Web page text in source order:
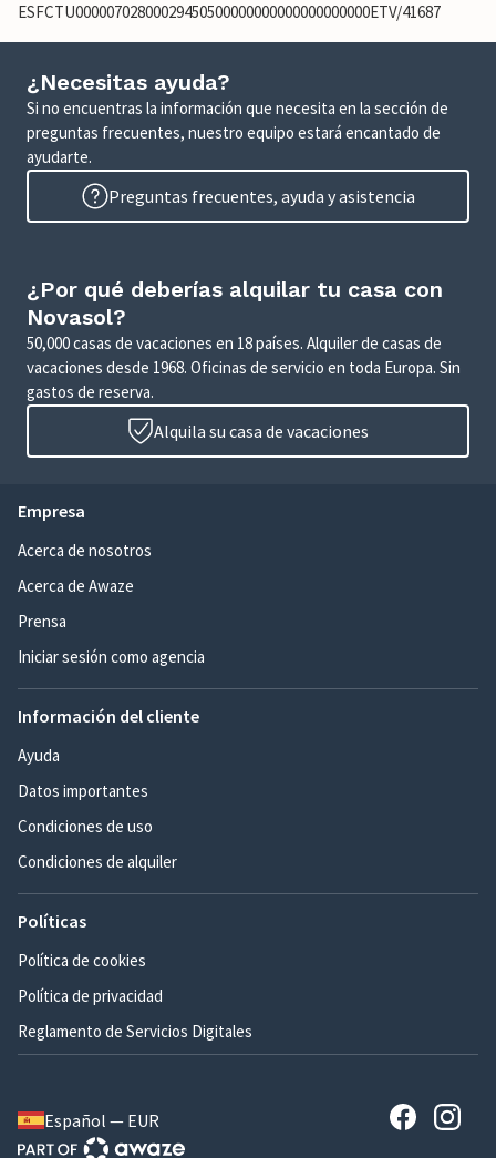
ESFCTU00000702800029450500000000000000000000ETV/41687
¿Necesitas ayuda?
Si no encuentras la información que necesita en la sección de
preguntas frecuentes, nuestro equipo estará encantado de
ayudarte.
Preguntas frecuentes, ayuda y asistencia
¿Por qué deberías alquilar tu casa con
Novasol?
50,000 casas de vacaciones en 18 países. Alquiler de casas de
vacaciones desde 1968. Oficinas de servicio en toda Europa. Sin
gastos de reserva.
Alquila su casa de vacaciones
Empresa
Acerca de nosotros
Acerca de Awaze
Prensa
Iniciar sesión como agencia
Información del cliente
Ayuda
Datos importantes
Condiciones de uso
Condiciones de alquiler
Políticas
Política de cookies
Política de privacidad
Reglamento de Servicios Digitales
Español — EUR